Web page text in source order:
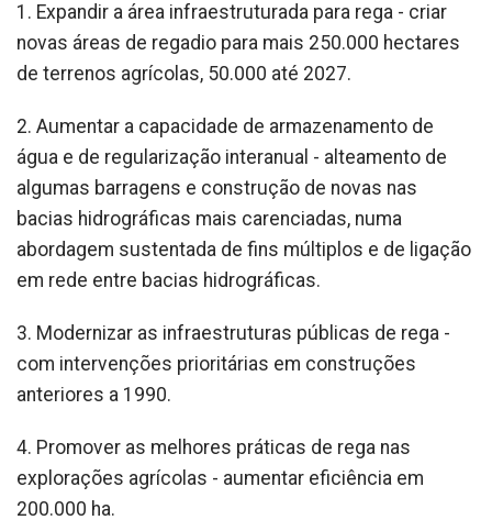
1. Expandir a área infraestruturada para rega - criar
novas áreas de regadio para mais 250.000 hectares
de terrenos agrícolas, 50.000 até 2027.
2. Aumentar a capacidade de armazenamento de
água e de regularização interanual - alteamento de
algumas barragens e construção de novas nas
bacias hidrográficas mais carenciadas, numa
abordagem sustentada de fins múltiplos e de ligação
em rede entre bacias hidrográficas.
3. Modernizar as infraestruturas públicas de rega -
com intervenções prioritárias em construções
anteriores a 1990.
4. Promover as melhores práticas de rega nas
explorações agrícolas - aumentar eficiência em
200.000 ha.